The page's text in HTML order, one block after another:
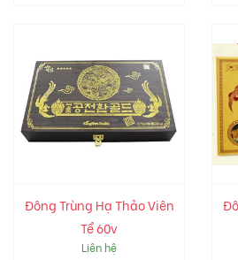
Đông Trùng Hạ Thảo Viên
Tể 60v
Liên hệ